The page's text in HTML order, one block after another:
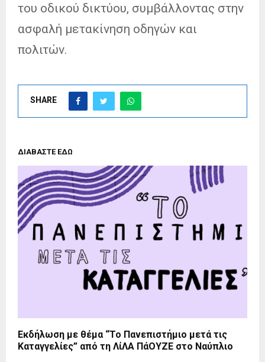
του οδικού δικτύου, συμβάλλοντας στην
ασφαλή μετακίνηση οδηγών και
πολιτών.
SHARE
ΔΙΑΒΑΣΤΕ ΕΔΩ
Εκδήλωση με θέμα “Το Πανεπιστήμιο μετά τις
Καταγγελίες” από τη ΛίΛΑ ΠάΟΥΖΕ στο Ναύπλιο